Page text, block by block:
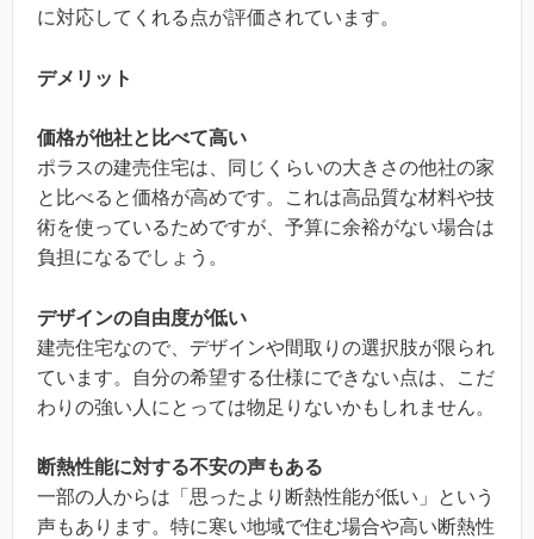
に対応してくれる点が評価されています。
デメリット
価格が他社と比べて高い
ポラスの建売住宅は、同じくらいの大きさの他社の家
と比べると価格が高めです。これは高品質な材料や技
術を使っているためですが、予算に余裕がない場合は
負担になるでしょう。
デザインの自由度が低い
建売住宅なので、デザインや間取りの選択肢が限られ
ています。自分の希望する仕様にできない点は、こだ
わりの強い人にとっては物足りないかもしれません。
断熱性能に対する不安の声もある
一部の人からは「思ったより断熱性能が低い」という
声もあります。特に寒い地域で住む場合や高い断熱性